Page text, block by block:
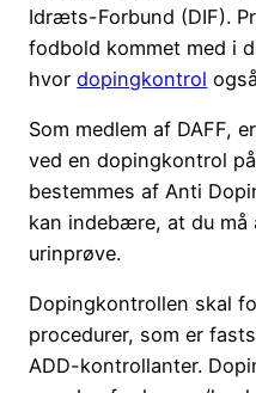
Idræts-Forbund (DIF).
fodbold kommet med i
hvordopingkontrol
Som medlem af DAFF,
ved en dopingkontrol
bestemmes af Anti
kan indebære, at du
urinprøve.
Dopingkontrollen skal
procedurer, som er
ADD-kontrollanter.